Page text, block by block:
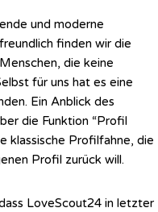
und moderne
finden wir die
die keine
für uns hat es eine
Ein Anblick des
die Funktion “Profil
klassische Profilfahne, die
Profil zurück will.
LoveScout24 in letzter